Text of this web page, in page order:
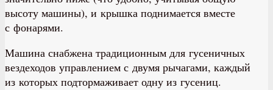
высоту машины), и крышка поднимается вместе
с фонарями.
Машина снабжена традиционным для гусеничных
вездеходов управлением с двумя рычагами, каждый
из которых подтормаживает одну из гусениц.